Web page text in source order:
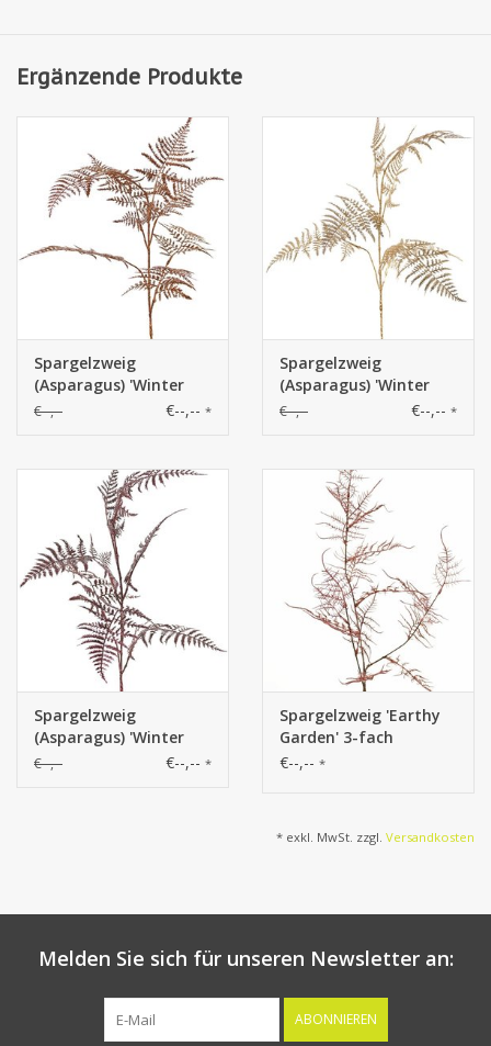
Ergänzende Produkte
Spargelzweig
(Asparagus) 'Winter
Glow' medium, mit 7
€--,-- €--,-- *
Spargelzweig
(Asparagus) 'Winter
Glow' medium, mit 7
€--,-- €--,-- *
Spargelzweig
(Asparagus) 'Winter
Glow' medium, mit 7
€--,-- €--,-- *
Spargelzweig 'Earthy
Garden' 3-fach
verzweigt mit 17
€--,-- *
* exkl. MwSt. zzgl. Versandkosten
Melden Sie sich für unseren Newsletter an:
ABONNIEREN